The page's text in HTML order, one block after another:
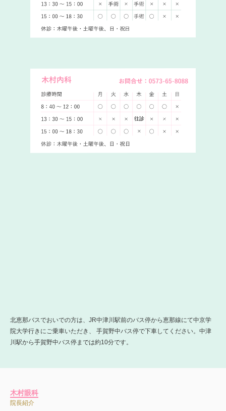
北恵那バスでおいでの方は、JR中津川駅前のバス停から恵那線にて中京学
院大学行きにご乗車いただき、 手賀野中バス停で下車してください。中津
川駅から手賀野中バス停までは約10分です。
木村眼科
院長紹介